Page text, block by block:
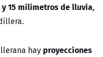
15 milímetros de lluvia,
hay proyecciones